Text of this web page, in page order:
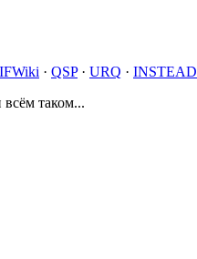
IFWiki · QSP· URQ · INSTEAD
таком...